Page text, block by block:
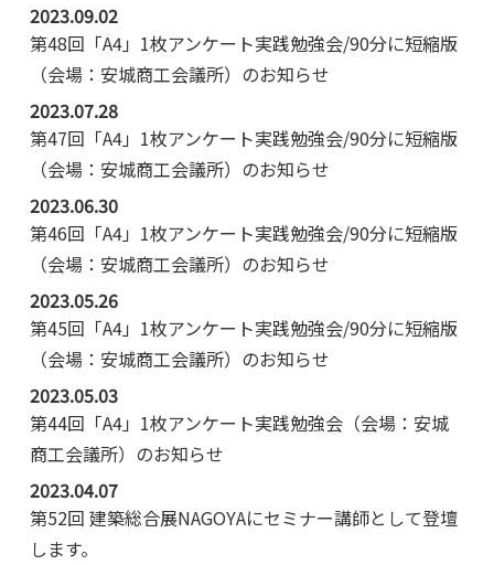
2023.09.02
第48回「A4」1枚アンケート実践勉強会/90分に短縮版
（会場：安城商工会議所）のお知らせ
2023.07.28
第47回「A4」1枚アンケート実践勉強会/90分に短縮版
（会場：安城商工会議所）のお知らせ
2023.06.30
第46回「A4」1枚アンケート実践勉強会/90分に短縮版
（会場：安城商工会議所）のお知らせ
2023.05.26
第45回「A4」1枚アンケート実践勉強会/90分に短縮版
（会場：安城商工会議所）のお知らせ
2023.05.03
第44回「A4」1枚アンケート実践勉強会（会場：安城
商工会議所）のお知らせ
2023.04.07
第52回 建築総合展NAGOYAにセミナー講師として登壇
します。